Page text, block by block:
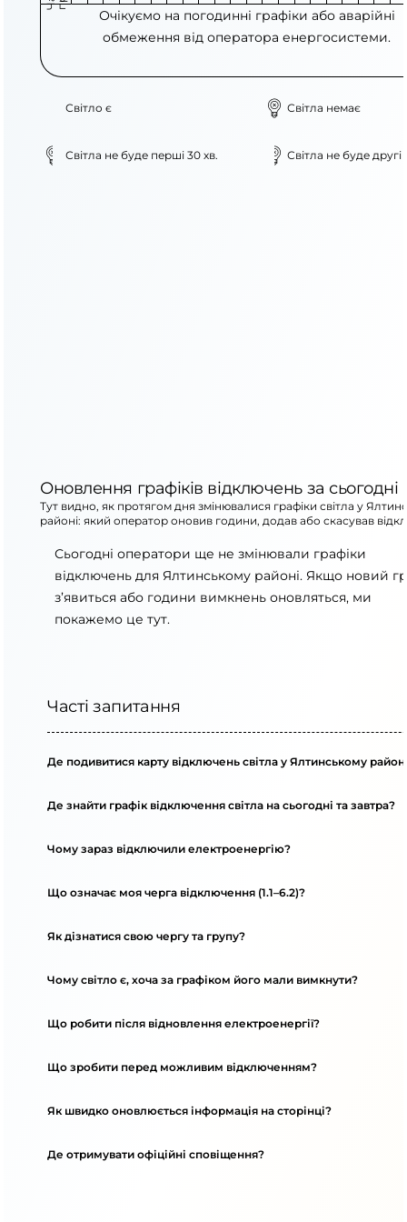
Очікуємо на погодинні графіки або аварійні
обмеження від оператора енергосистеми.
Світло є Світла немає
Світла не буде перші 30 хв. Світла не буде другі
Оновлення графіків відключень за сьогодні
Тут видно, як протягом дня змінювалися графіки світла у
районі: який оператор оновив години, додав або скасував
Сьогодні оператори ще не змінювали графіки
відключень для Ялтинському районі. Якщо новий
з’явиться або години вимкнень оновляться, ми
покажемо це тут.
Часті запитання
Де подивитися карту відключень світла у Ялтинському
Де знайти графік відключення світла на сьогодні та завтра?
Чому зараз відключили електроенергію?
Що означає моя черга відключення (1.1–6.2)?
Як дізнатися свою чергу та групу?
Чому світло є, хоча за графіком його мали вимкнути?
Що робити після відновлення електроенергії?
Що зробити перед можливим відключенням?
Як швидко оновлюється інформація на сторінці?
Де отримувати офіційні сповіщення?